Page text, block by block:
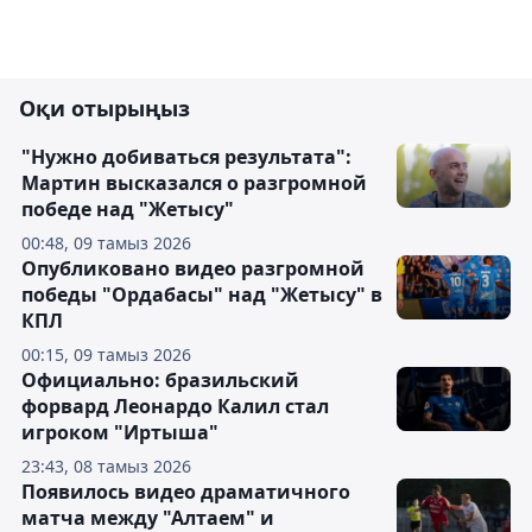
Оқи отырыңыз
00:48, 09 тамыз 2026
"Нужно добиваться результата":
Мартин высказался о разгромной
победе над "Жетысу"
00:15, 09 тамыз 2026
Опубликовано видео разгромной
победы "Ордабасы" над "Жетысу" в
КПЛ
23:43, 08 тамыз 2026
Официально: бразильский
форвард Леонардо Калил стал
игроком "Иртыша"
Появилось видео драматичного
матча между "Алтаем" и